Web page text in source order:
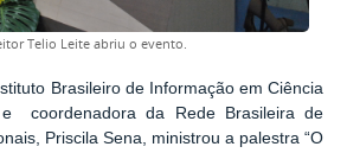
Telio Leite abriu o evento.
Brasileiro de Informação em Ciência
coordenadora da Rede Brasileira de
Priscila Sena, ministrou a palestra “O